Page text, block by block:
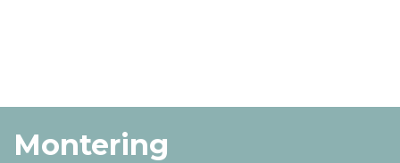
Montering